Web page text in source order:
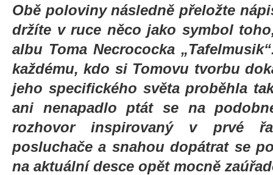
Obě poloviny následně přeložte
držíte v ruce něco jako symbol
albu Toma Necrococka
každému, kdo si Tomovu tvorbu
jeho specifického světa proběhla
ani nenapadlo ptát se na
rozhovor inspirovaný v prvé
posluchače a snahou dopátrat se
na aktuální desce opět mocně